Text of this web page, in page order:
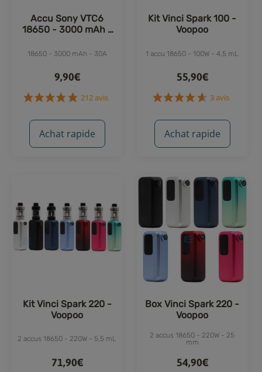
Accu Sony VTC6
18650 - 3000 mAh -
18650 - 3000 mAh - 30A
9,90€
Achat rapide
Kit Vinci Spark 100 -
Voopoo
1 accu 18650 - 100W - 4,5 mL
55,90€
3 avis
Achat rapide
Kit Vinci Spark 220 -
Voopoo
2 accus 18650 - 220W - 5,5 mL
71,90€
Box Vinci Spark 220 -
Voopoo
2 accus 18650 - 220W - 25
mm
54,90€